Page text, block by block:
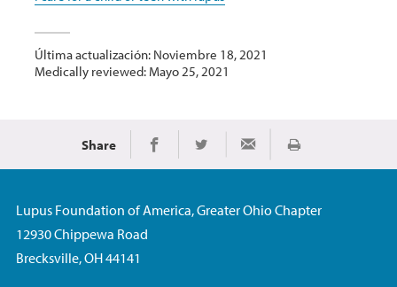
Última actualización: Noviembre 18, 2021
Medically reviewed: Mayo 25, 2021
Share Share on Facebook
Share on TwitterShare via EmailImprimir
Lupus Foundation of America, Greater Ohio Chapter
12930 Chippewa Road
Brecksville, OH 44141